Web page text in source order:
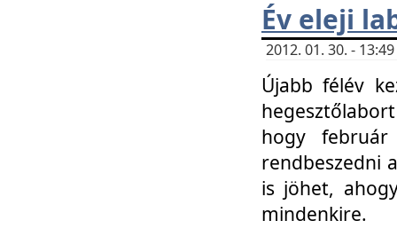
Év eleji
2012. 01. 30. -
Újabb félév
hogy
rendbeszedni
is jöhet,
mindenkire.